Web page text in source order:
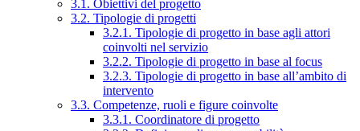
3.1. Obiettivi del progetto
3.2. Tipologie di progetti
3.2.1. Tipologie di progetto in base agli attori
coinvolti nel servizio
3.2.2. Tipologie di progetto in base al focus
3.2.3. Tipologie di progetto in base all’ambito di
intervento
3.3. Competenze, ruoli e figure coinvolte
3.3.1. Coordinatore di progetto